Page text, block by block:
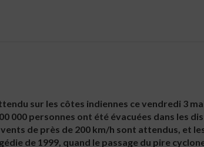
sur les côtes indiennes ce vendredi 3
000 personnes ont été évacuées dans les
de près de 200 km/h sont attendus, et
de 1999, quand le passage du pire cyclone